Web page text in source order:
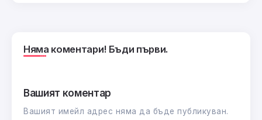
Няма коментари! Бъди първи.
Вашият коментар
Вашият имейл адрес няма да бъде публикуван.